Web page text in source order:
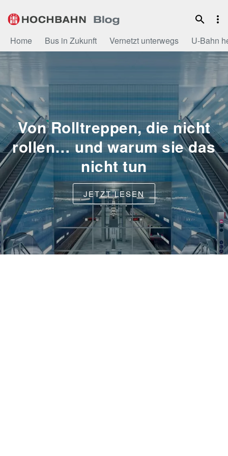
Inhalt
Home Bus in Zukunft Vernetzt unterwegs U-Bahn
Von Rolltreppen, die nicht
rollen… und warum sie das
nicht tun
JETZT LESEN